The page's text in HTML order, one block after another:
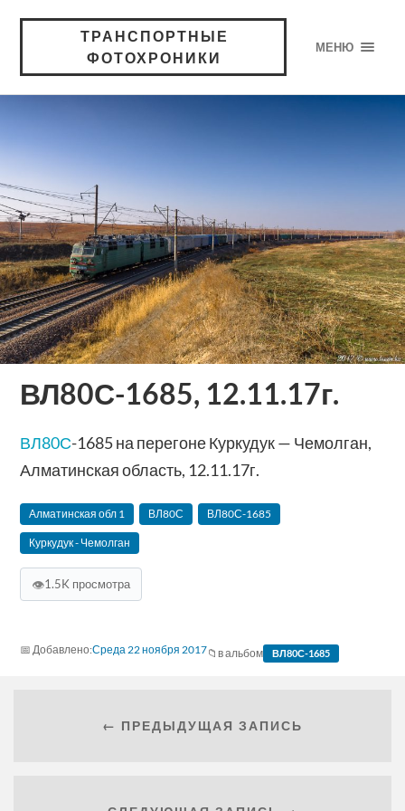
ТРАНСПОРТНЫЕ
ФОТОХРОНИКИ
МЕНЮ
ВЛ80С-1685, 12.11.17г.
ВЛ80С-1685 на перегоне Куркудук — Чемолган,
Алматинская область, 12.11.17г.
Алматинская‬ обл 1 ВЛ80С ВЛ80С-1685
Куркудук - Чемолган
👁1.5K просмотра
Среда 22 ноября 2017 в альбом ВЛ80С-1685
← ПРЕДЫДУЩАЯ ЗАПИСЬ